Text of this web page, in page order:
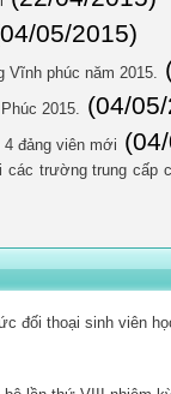
05/2015)
Vĩnh phúc năm 2015.
2015. (04/
đảng viên mới
trường trung cấp
đối thoại sinh viên